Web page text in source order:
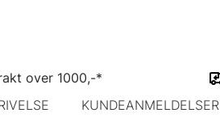
over 1000,-*
KUNDEANMELDELSER